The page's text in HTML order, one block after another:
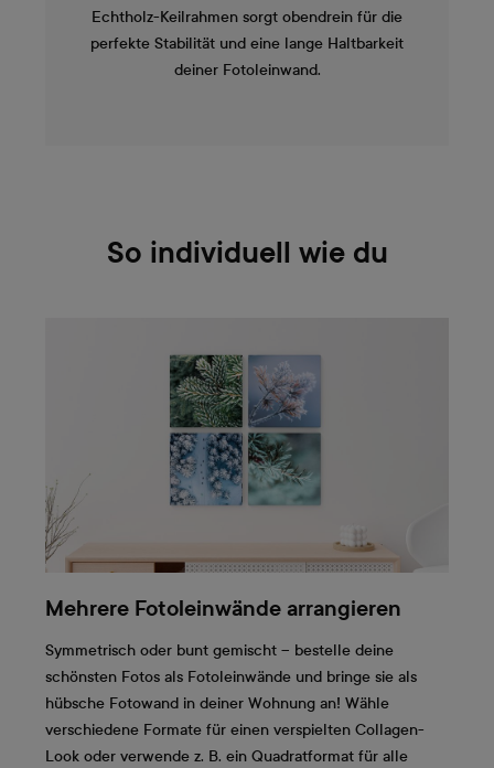
Echtholz-Keilrahmen sorgt obendrein für die
perfekte Stabilität und eine lange Haltbarkeit
deiner Fotoleinwand.
So individuell wie du
Mehrere Fotoleinwände arrangieren
Symmetrisch oder bunt gemischt – bestelle deine
schönsten Fotos als Fotoleinwände und bringe sie als
hübsche Fotowand in deiner Wohnung an! Wähle
verschiedene Formate für einen verspielten Collagen-
Look oder verwende z. B. ein Quadratformat für alle